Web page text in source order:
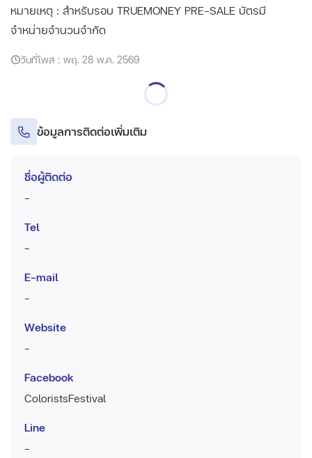
หมายเหตุ : สำหรับรอบ TRUEMONEY PRE-SALE บัตรมี
จำหน่ายจำนวนจำกัด
วันที่โพส : พฤ. 28 พ.ค. 2569
ข้อมูลการติดต่อเพิ่มเติม
ชื่อผู้ติดต่อ
-
Tel
-
E-mail
-
Website
-
Facebook
ColoristsFestival
Line
-